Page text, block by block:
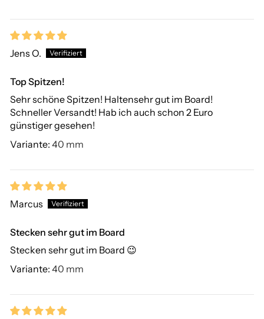
Jens O.
Top Spitzen!
Sehr schöne Spitzen! Haltensehr gut im Board!
Schneller Versandt! Hab ich auch schon 2 Euro
günstiger gesehen!
40 mm
Marcus
Stecken sehr gut im Board
Stecken sehr gut im Board 😉
40 mm